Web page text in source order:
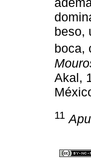
beso,
boca,
Akal,
11